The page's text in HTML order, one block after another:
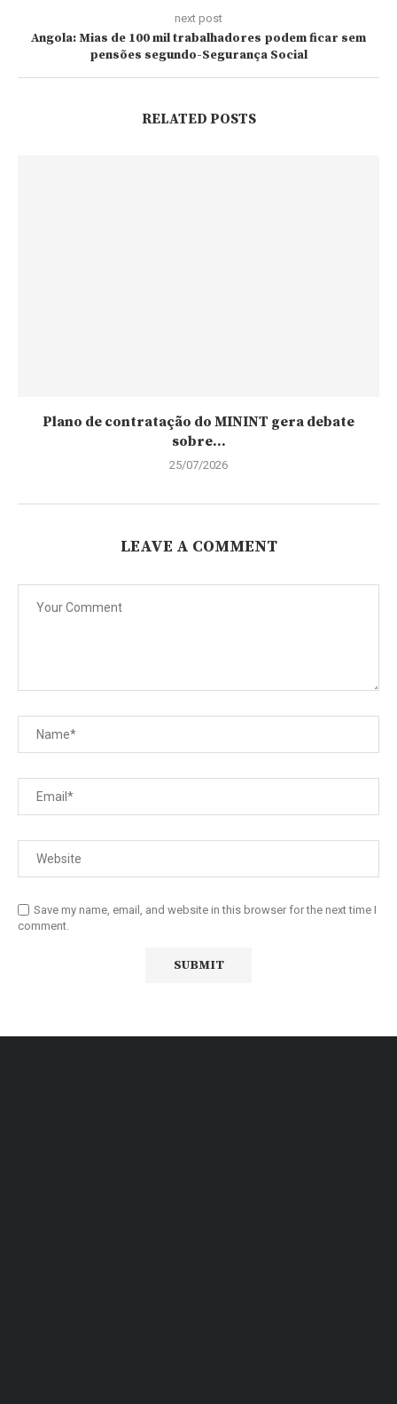
next post
Angola: Mias de 100 mil trabalhadores podem ficar sem
pensões segundo-Segurança Social
RELATED POSTS
Plano de contratação do MININT gera debate
sobre...
25/07/2026
LEAVE A COMMENT
Save my name, email, and website in this browser for the next time I
comment.